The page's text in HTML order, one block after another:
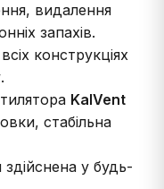
видалення
запахів.
конструкціях
KalVent
стабільна
у будь-